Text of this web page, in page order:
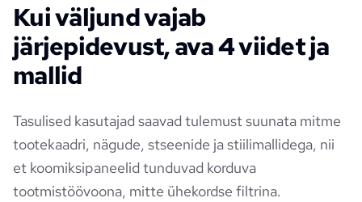
Kui väljund vajab
järjepidevust, ava 4 viidet ja
mallid
Tasulised kasutajad saavad tulemust suunata mitme
tootekaadri, nägude, stseenide ja stiilimallidega, nii
et koomiksipaneelid tunduvad korduva
tootmistöövoona, mitte ühekordse filtrina.